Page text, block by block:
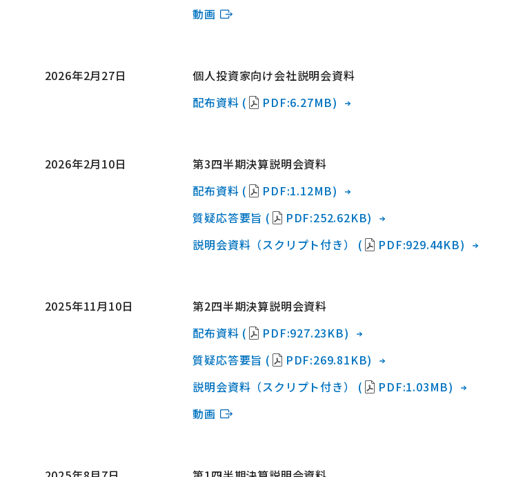
動画
2026年2月27日
個人投資家向け会社説明会資料
配布資料 (
PDF:6.27MB)
2026年2月10日
第3四半期決算説明会資料
配布資料 (
PDF:1.12MB)
質疑応答要旨 (
PDF:252.62KB)
説明会資料（スクリプト付き） (
PDF:929.44KB)
2025年11月10日
第2四半期決算説明会資料
配布資料 (
PDF:927.23KB)
質疑応答要旨 (
PDF:269.81KB)
説明会資料（スクリプト付き） (
PDF:1.03MB)
動画